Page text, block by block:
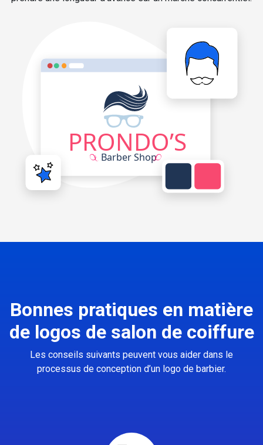
Bonnes pratiques en matière
de logos de salon de coiffure
Les conseils suivants peuvent vous aider dans le
processus de conception d’un logo de barbier.